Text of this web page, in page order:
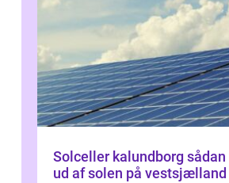
Solceller kalundborg sådan får du mest
ud af solen på vestsjælland